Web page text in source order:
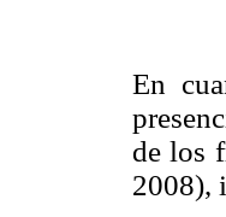
En
de los
2008),